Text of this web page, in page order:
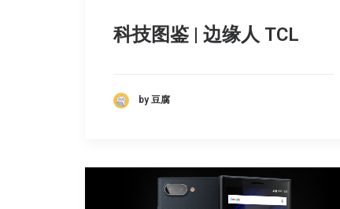
科技图鉴 | 边缘人 TCL
by 豆腐